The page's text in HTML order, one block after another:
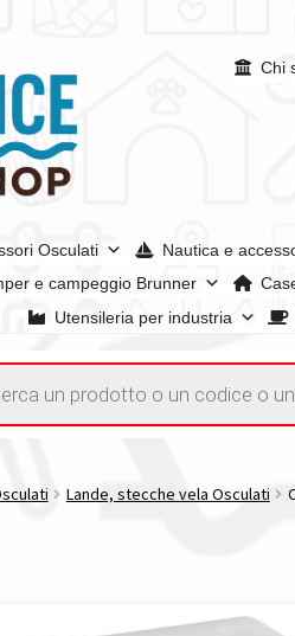
Chi
Osculati Nautica e
e campeggio Brunner
Utensileria per industria
Chi siamoCondizioni
in italiaTutte le categorie dei
Lande, stecche vela Osculati